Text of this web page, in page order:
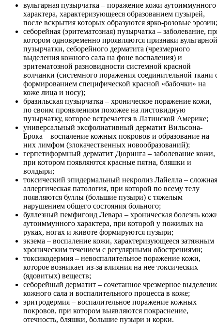
вульгарная пузырчатка – поражение кожи аутоиммунного
характера, характеризующееся образованием пузырей,
после вскрытия которых образуются ярко-розовые эрозии;
себорейная (эритематозная) пузырчатка – заболевание,
котором одновременно проявляются признаки вульгарной
пузырчатки, себорейного дерматита (чрезмерного
выделения кожного сала на фоне воспаления) и
эритематозной разновидности системной красной
волчанки (системного поражения соединительной ткани
формированием специфической красной «бабочки» на
коже лица и носу);
бразильская пузырчатка – хроническое поражение кожи,
по своим проявлениям похожее на листовидную
пузырчатку, которое встречается в Латинской Америке;
универсальный эксфолиативный дерматит Вильсона-
Брока – воспаление кожных покровов и образование на
них лимфом (злокачественных новообразований);
герпетиформный дерматит Дюринга – заболевание кожи,
при котором появляются красные пятна, бляшки и
волдыри;
токсический эпидермальный некролиз Лайелла – сложная
аллергическая патология, при которой по всему телу
появляются буллы (большие пузыри) с тяжелым
нарушением общего состояния больного;
буллезный пемфигоид Левара – хроническая болезнь
аутоиммунного характера, при которой у пожилых на
руках, ногах и животе формируются пузыри;
экзема – воспаление кожи, характеризующееся затяжным
хроническим течением с регулярными обострениями;
токсикодермия – невоспалительное поражение кожи,
которое возникает из-за влияния на нее токсических
(ядовитых) веществ;
себорейный дерматит – сочетанное чрезмерное
кожного сала и воспалительного процесса в коже;
эритродермия – воспалительное поражение кожных
покровов, при котором выявляются покраснение,
отечность, бляшки, большие пузыри и корки.